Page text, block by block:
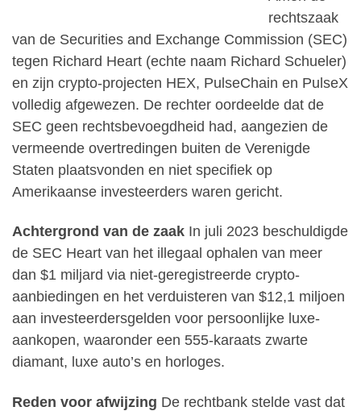
rechtszaak
van de Securities and Exchange Commission (SEC)
tegen Richard Heart (echte naam Richard Schueler)
en zijn crypto-projecten HEX, PulseChain en PulseX
volledig afgewezen. De rechter oordeelde dat de
SEC geen rechtsbevoegdheid had, aangezien de
vermeende overtredingen buiten de Verenigde
Staten plaatsvonden en niet specifiek op
Amerikaanse investeerders waren gericht.
Achtergrond van de zaak In juli 2023 beschuldigde
de SEC Heart van het illegaal ophalen van meer
dan $1 miljard via niet-geregistreerde crypto-
aanbiedingen en het verduisteren van $12,1 miljoen
aan investeerdersgelden voor persoonlijke luxe-
aankopen, waaronder een 555-karaats zwarte
diamant, luxe auto’s en horloges.
Reden voor afwijzing De rechtbank stelde vast dat